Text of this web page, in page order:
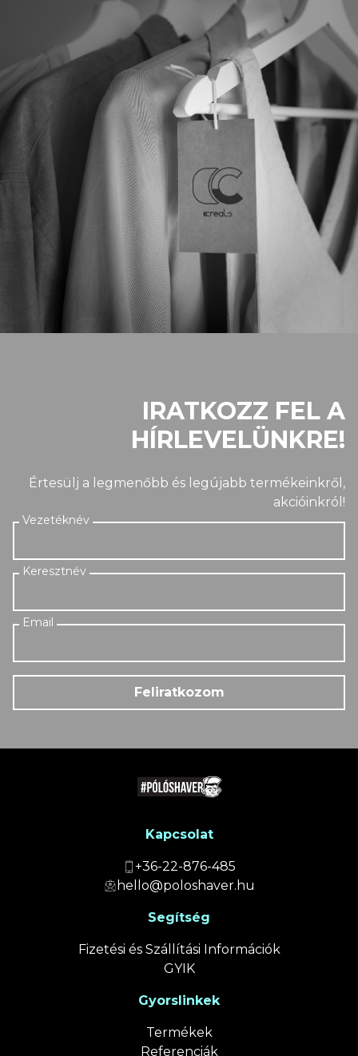
IRATKOZZ FEL A
HÍRLEVELÜNKRE!
Értesülj a legmenőbb és legújabb termékeinkről,
akcióinkról!
Feliratkozom
Kapcsolat
+36-22-876-485
hello@poloshaver.hu
Segítség
Fizetési és Szállítási Információk
GYIK
Gyorslinkek
Termékek
Referenciák